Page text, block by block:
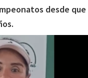
desde que